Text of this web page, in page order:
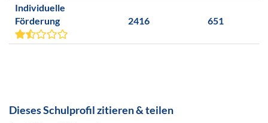
Individuelle
Förderung
2416 651
Dieses Schulprofil zitieren & teilen